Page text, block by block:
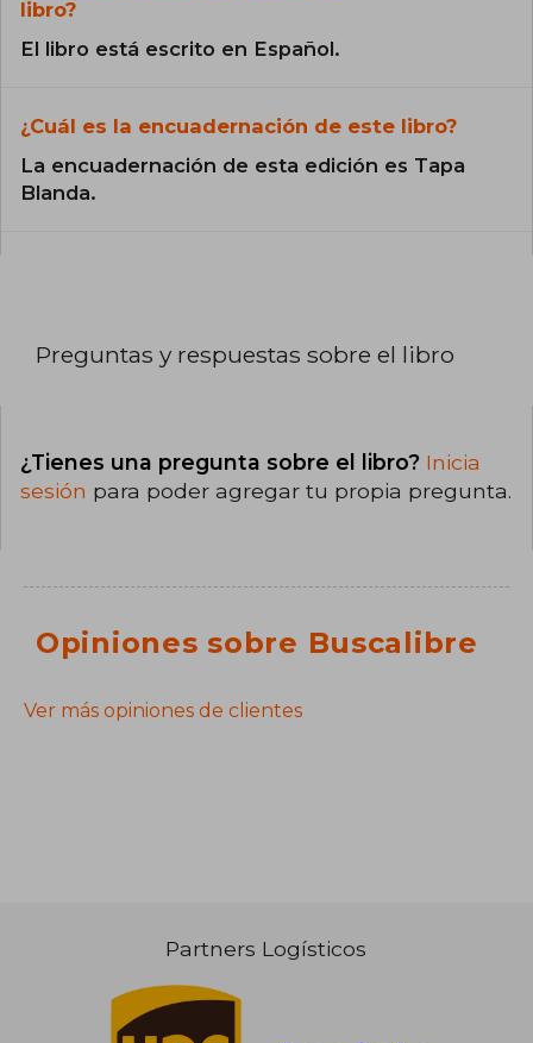
libro?
El libro está escrito en Español.
¿Cuál es la encuadernación de este libro?
La encuadernación de esta edición es Tapa
Blanda.
Preguntas y respuestas sobre el libro
¿Tienes una pregunta sobre el libro? Inicia
sesión para poder agregar tu propia pregunta.
Opiniones sobre Buscalibre
Ver más opiniones de clientes
Partners Logísticos